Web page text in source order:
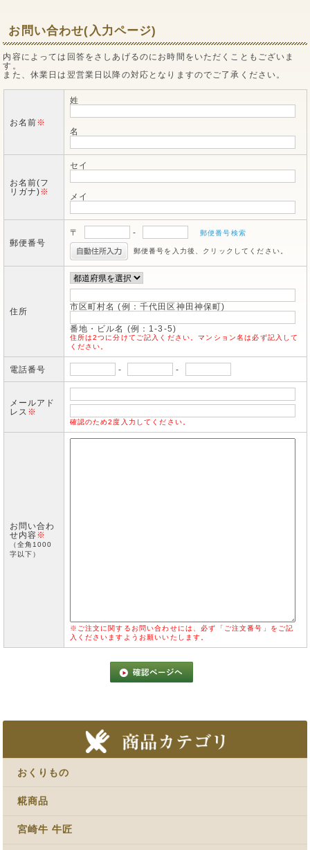
お問い合わせ(入力ページ)
内容によっては回答をさしあげるのにお時間をいただくこともございま
す。
また、休業日は翌営業日以降の対応となりますのでご了承ください。
お名前※
姓
名
お名前(フ
リガナ)※
セイ
メイ
郵便番号
〒 - 郵便番号検索
郵便番号を入力後、クリックしてください。
住所
市区町村名 (例：千代田区神田神保町)
番地・ビル名 (例：1-3-5)
住所は2つに分けてご記入ください。マンション名は必ず記入して
ください。
電話番号 - -
メールアド
レス ※
確認のため2度入力してください。
お問い合わ
せ内容※
（全角1000
字以下）
※ご注文に関するお問い合わせには、必ず「ご注文番号」をご記
入くださいますようお願いいたします。
おくりもの
糀商品
宮崎牛 牛匠